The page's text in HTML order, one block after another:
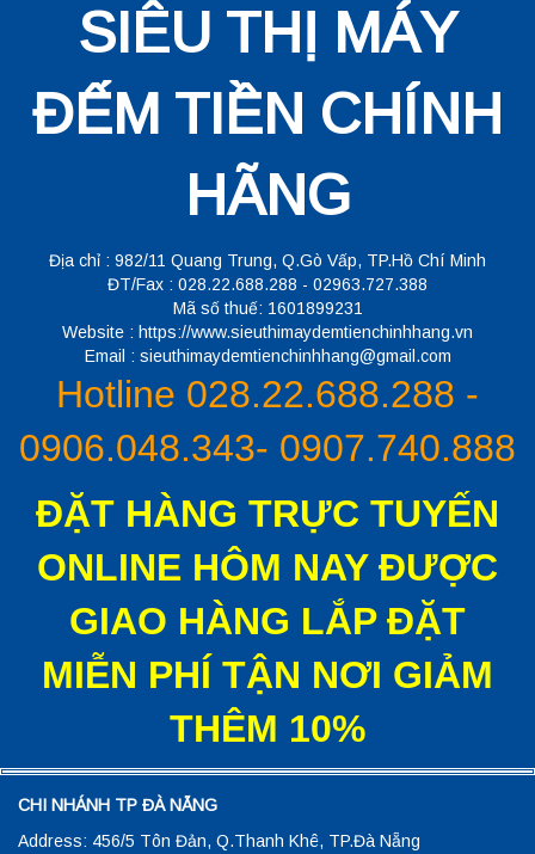
SIÊU THỊ MÁY
ĐẾM TIỀN CHÍNH
HÃNG
Địa chỉ : 982/11 Quang Trung, Q.Gò Vấp, TP.Hồ Chí Minh
ĐT/Fax : 028.22.688.288 - 02963.727.388
Mã số thuế: 1601899231
Website : https://www.sieuthimaydemtienchinhhang.vn
Email : sieuthimaydemtienchinhhang@gmail.com
Hotline 028.22.688.288 -
0906.048.343- 0907.740.888
ĐẶT HÀNG TRỰC TUYẾN
ONLINE HÔM NAY ĐƯỢC
GIAO HÀNG LẮP ĐẶT
MIỄN PHÍ TẬN NƠI GIẢM
THÊM 10%
CHI NHÁNH TP ĐÀ NẴNG
Address: 456/5 Tôn Đản, Q.Thanh Khê, TP.Đà Nẵng